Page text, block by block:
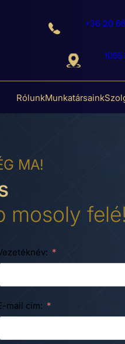
+36 20
1055
RólunkMunkatársaink
MA!
mosoly felé!
mail cím: